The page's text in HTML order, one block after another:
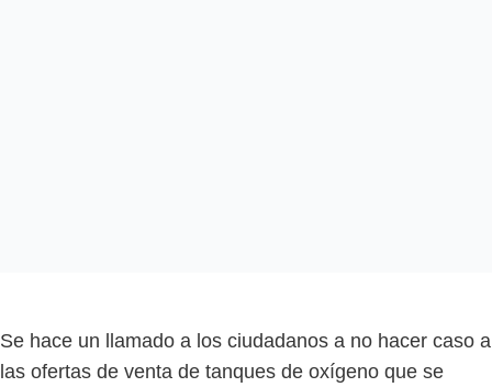
Se hace un llamado a los ciudadanos a no hacer caso a
las ofertas de venta de tanques de oxígeno que se